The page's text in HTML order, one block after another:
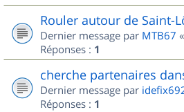
Rouler autour de Saint-
Dernier message par MTB67 «
Réponses : 1
cherche partenaires
Dernier message par
Réponses : 1